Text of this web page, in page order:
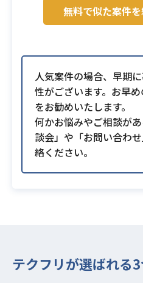
無料で似た案件
人気案件の場合、早期
性がございます。お早
をお勧めいたします。
何かお悩みやご相談が
談会」や「お問い合わ
絡ください。
テクフリが選ばれる